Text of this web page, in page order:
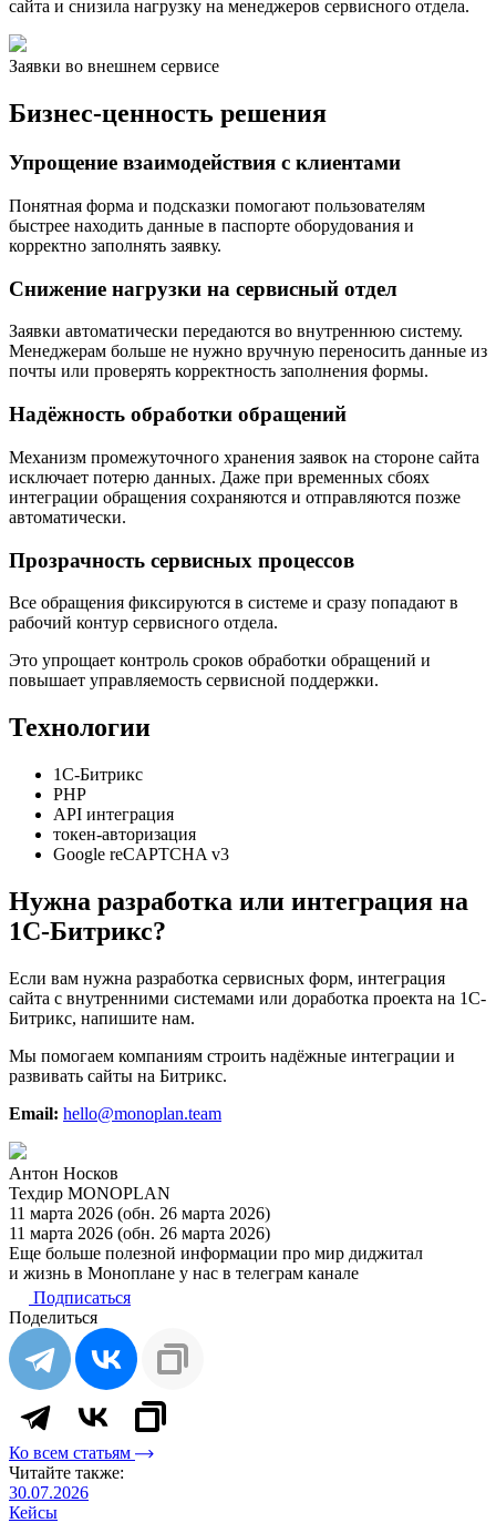
сайта и снизила нагрузку на менеджеров сервисного отдела.
Заявки во внешнем сервисе
Бизнес-ценность решения
Упрощение взаимодействия с клиентами
Понятная форма и подсказки помогают пользователям
быстрее находить данные в паспорте оборудования и
корректно заполнять заявку.
Снижение нагрузки на сервисный отдел
Заявки автоматически передаются во внутреннюю систему.
Менеджерам больше не нужно вручную переносить данные из
почты или проверять корректность заполнения формы.
Надёжность обработки обращений
Механизм промежуточного хранения заявок на стороне сайта
исключает потерю данных. Даже при временных сбоях
интеграции обращения сохраняются и отправляются позже
автоматически.
Прозрачность сервисных процессов
Все обращения фиксируются в системе и сразу попадают в
рабочий контур сервисного отдела.
Это упрощает контроль сроков обработки обращений и
повышает управляемость сервисной поддержки.
Технологии
1С-Битрикс
PHP
API интеграция
токен-авторизация
Google reCAPTCHA v3
Нужна разработка или интеграция на
1С-Битрикс?
Если вам нужна разработка сервисных форм, интеграция
сайта с внутренними системами или доработка проекта на 1С-
Битрикс, напишите нам.
Мы помогаем компаниям строить надёжные интеграции и
развивать сайты на Битрикс.
Email: hello@monoplan.team
Антон Носков
Техдир MONOPLAN
11 марта 2026 (обн. 26 марта 2026)
11 марта 2026 (обн. 26 марта 2026)
Еще больше полезной информации про мир диджитал
и жизнь в Моноплане у нас в телеграм канале
Подписаться
Поделиться
Ко всем статьям
Читайте также:
30.07.2026
Кейсы